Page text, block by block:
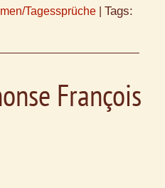
Tagessprüche Tags:
François